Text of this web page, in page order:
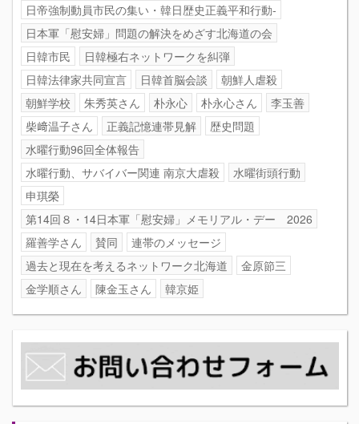
日帝強制動員市民の集い・韓日歴史正義平和行動-
日本軍「慰安婦」問題の解決をめざす北海道の会
日韓市民
日韓極右ネットワークを糾弾
日韓法律家共同宣言
日韓首脳会談
朝鮮人虐殺
朝鮮学校
朱秀英さん 朴永心 朴永心さん
李玉善
柴﨑温子さん
正義記憶連帯見解
歴史問題
水曜行動96回全体報告
水曜行動、サバイバー関連 南京大虐殺
水曜街頭行動
申琪榮
第14回８・14日本軍「慰安婦」メモリアル・デー 2026
羅善学さん
賛同
連帯のメッセージ
過去と現在を考えるネットワーク北海道
金原節三
金学順さん
陳金玉さん 韓京姫